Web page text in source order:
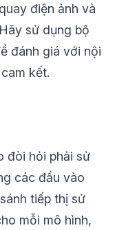
điện ảnh và
sử dụng bộ
đánh giá với nội
kết.
đòi hỏi phải sử
các đầu vào
tiếp thị sử
mỗi mô hình,